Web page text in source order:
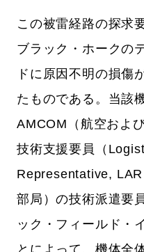
この被雷経路の探求
ブラック・ホークの
ドに原因不明の損傷
たものである。当該
AMCOM（航空およ
技術支援要員（
Representative,
部局）の技術派遣要
ック・フィールド・
とによって、機体全